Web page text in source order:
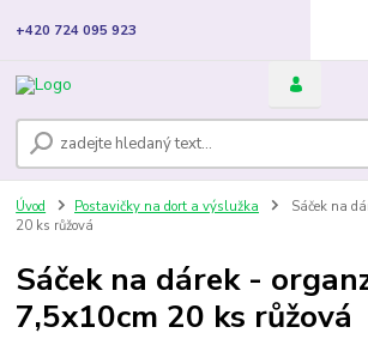
+420 724 095 923
Úvod Postavičky na dort a výslužka
Sáček na
20 ks růžová
Sáček na dárek -
7,5x10cm 20 ks růžová